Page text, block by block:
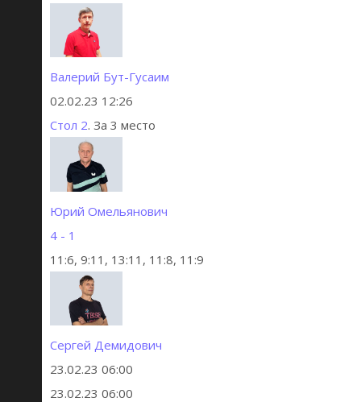
Валерий Бут-Гусаим
02.02.23 12:26
Стол 2. За 3 место
Юрий Омельянович
4 - 1
11:6, 9:11, 13:11, 11:8, 11:9
Сергей Демидович
23.02.23 06:00
23.02.23 06:00